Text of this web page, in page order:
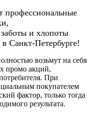
профессиональные
заботы и хлопоты
Санкт-Петербурге!
возьмут на себя
промо акций,
При
покупателем
фактор, только тогда
результата.